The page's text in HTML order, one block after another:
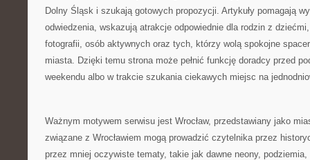
Dolny Śląsk i szukają gotowych propozycji. Artykuły pomagają
odwiedzenia, wskazują atrakcje odpowiednie dla rodzin z
fotografii, osób aktywnych oraz tych, którzy wolą spokojne
miasta. Dzięki temu strona może pełnić funkcję doradcy przed
weekendu albo w trakcie szukania ciekawych miejsc na
Ważnym motywem serwisu jest Wrocław, przedstawiany jako
związane z Wrocławiem mogą prowadzić czytelnika przez
przez mniej oczywiste tematy, takie jak dawne neony,